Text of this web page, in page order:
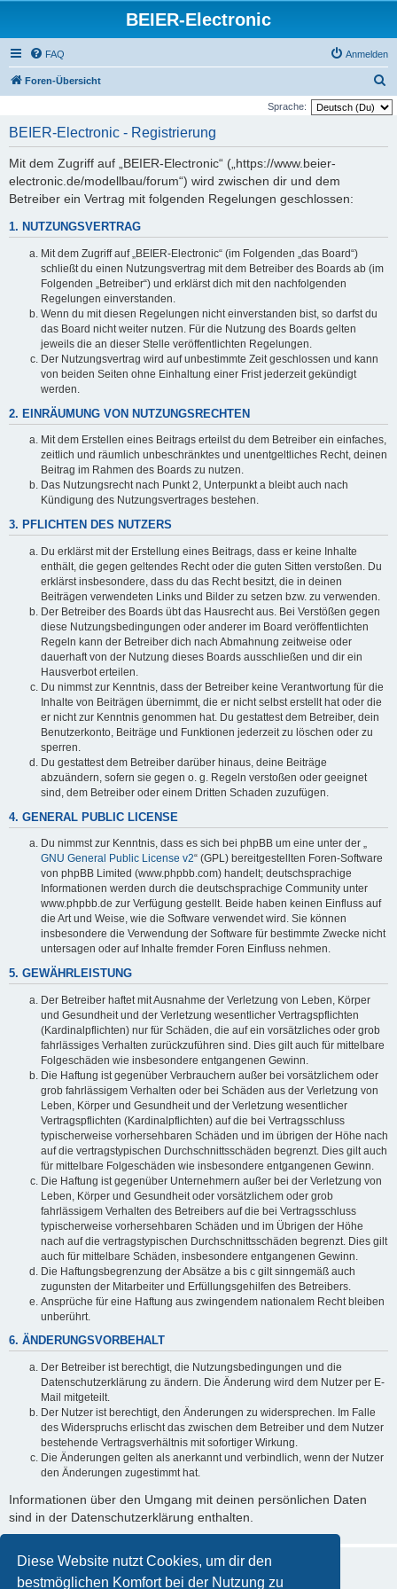
Diese Website nutzt Cookies, um dir den
bestmöglichen Komfort bei der Nutzung zu
BEIER-Electronic
FAQ Anmelden
Foren-Übersicht
u
Sprache:
BEIER-Electronic - Registrierung
Mit dem Zugriff auf „BEIER-Electronic“ („https://www.beier-
electronic.de/modellbau/forum“) wird zwischen dir und dem
Betreiber ein Vertrag mit folgenden Regelungen geschlossen:
1. NUTZUNGSVERTRAG
Mit dem Zugriff auf „BEIER-Electronic“ (im Folgenden „das Board“)
schließt du einen Nutzungsvertrag mit dem Betreiber des Boards ab (im
Folgenden „Betreiber“) und erklärst dich mit den nachfolgenden
Regelungen einverstanden.
Wenn du mit diesen Regelungen nicht einverstanden bist, so darfst du
das Board nicht weiter nutzen. Für die Nutzung des Boards gelten
jeweils die an dieser Stelle veröffentlichten Regelungen.
Der Nutzungsvertrag wird auf unbestimmte Zeit geschlossen und kann
von beiden Seiten ohne Einhaltung einer Frist jederzeit gekündigt
werden.
2. EINRÄUMUNG VON NUTZUNGSRECHTEN
Mit dem Erstellen eines Beitrags erteilst du dem Betreiber ein einfaches,
zeitlich und räumlich unbeschränktes und unentgeltliches Recht, deinen
Beitrag im Rahmen des Boards zu nutzen.
Das Nutzungsrecht nach Punkt 2, Unterpunkt a bleibt auch nach
Kündigung des Nutzungsvertrages bestehen.
3. PFLICHTEN DES NUTZERS
Du erklärst mit der Erstellung eines Beitrags, dass er keine Inhalte
enthält, die gegen geltendes Recht oder die guten Sitten verstoßen. Du
erklärst insbesondere, dass du das Recht besitzt, die in deinen
Beiträgen verwendeten Links und Bilder zu setzen bzw. zu verwenden.
Der Betreiber des Boards übt das Hausrecht aus. Bei Verstößen gegen
diese Nutzungsbedingungen oder anderer im Board veröffentlichten
Regeln kann der Betreiber dich nach Abmahnung zeitweise oder
dauerhaft von der Nutzung dieses Boards ausschließen und dir ein
Hausverbot erteilen.
Du nimmst zur Kenntnis, dass der Betreiber keine Verantwortung für die
Inhalte von Beiträgen übernimmt, die er nicht selbst erstellt hat oder die
er nicht zur Kenntnis genommen hat. Du gestattest dem Betreiber, dein
Benutzerkonto, Beiträge und Funktionen jederzeit zu löschen oder zu
sperren.
Du gestattest dem Betreiber darüber hinaus, deine Beiträge
abzuändern, sofern sie gegen o. g. Regeln verstoßen oder geeignet
sind, dem Betreiber oder einem Dritten Schaden zuzufügen.
4. GENERAL PUBLIC LICENSE
Du nimmst zur Kenntnis, dass es sich bei phpBB um eine unter der „
GNU General Public License v2“ (GPL) bereitgestellten Foren-Software
von phpBB Limited (www.phpbb.com) handelt; deutschsprachige
Informationen werden durch die deutschsprachige Community unter
www.phpbb.de zur Verfügung gestellt. Beide haben keinen Einfluss auf
die Art und Weise, wie die Software verwendet wird. Sie können
insbesondere die Verwendung der Software für bestimmte Zwecke nicht
untersagen oder auf Inhalte fremder Foren Einfluss nehmen.
5. GEWÄHRLEISTUNG
Der Betreiber haftet mit Ausnahme der Verletzung von Leben, Körper
und Gesundheit und der Verletzung wesentlicher Vertragspflichten
(Kardinalpflichten) nur für Schäden, die auf ein vorsätzliches oder grob
fahrlässiges Verhalten zurückzuführen sind. Dies gilt auch für mittelbare
Folgeschäden wie insbesondere entgangenen Gewinn.
Die Haftung ist gegenüber Verbrauchern außer bei vorsätzlichem oder
grob fahrlässigem Verhalten oder bei Schäden aus der Verletzung von
Leben, Körper und Gesundheit und der Verletzung wesentlicher
Vertragspflichten (Kardinalpflichten) auf die bei Vertragsschluss
typischerweise vorhersehbaren Schäden und im übrigen der Höhe nach
auf die vertragstypischen Durchschnittsschäden begrenzt. Dies gilt auch
für mittelbare Folgeschäden wie insbesondere entgangenen Gewinn.
Die Haftung ist gegenüber Unternehmern außer bei der Verletzung von
Leben, Körper und Gesundheit oder vorsätzlichem oder grob
fahrlässigem Verhalten des Betreibers auf die bei Vertragsschluss
typischerweise vorhersehbaren Schäden und im Übrigen der Höhe
nach auf die vertragstypischen Durchschnittsschäden begrenzt. Dies gilt
auch für mittelbare Schäden, insbesondere entgangenen Gewinn.
Die Haftungsbegrenzung der Absätze a bis c gilt sinngemäß auch
zugunsten der Mitarbeiter und Erfüllungsgehilfen des Betreibers.
Ansprüche für eine Haftung aus zwingendem nationalem Recht bleiben
unberührt.
6. ÄNDERUNGSVORBEHALT
Der Betreiber ist berechtigt, die Nutzungsbedingungen und die
Datenschutzerklärung zu ändern. Die Änderung wird dem Nutzer per E-
Mail mitgeteilt.
Der Nutzer ist berechtigt, den Änderungen zu widersprechen. Im Falle
des Widerspruchs erlischt das zwischen dem Betreiber und dem Nutzer
bestehende Vertragsverhältnis mit sofortiger Wirkung.
Die Änderungen gelten als anerkannt und verbindlich, wenn der Nutzer
den Änderungen zugestimmt hat.
Informationen über den Umgang mit deinen persönlichen Daten
sind in der Datenschutzerklärung enthalten.